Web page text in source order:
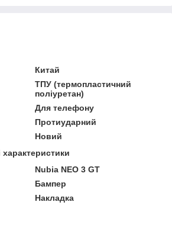
Китай
ТПУ (термопластичний
поліуретан)
Для телефону
Протиударний
Новий
Nubia NEO 3 GT
Бампер
Накладка